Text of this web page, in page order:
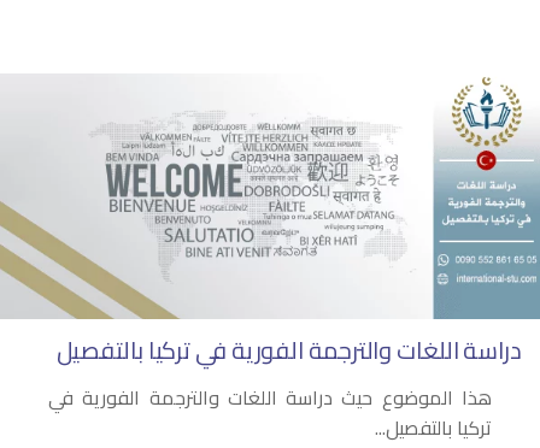
دراسة اللغات والترجمة الفورية في تركيا بالتفصيل
هذا الموضوع حيث دراسة اللغات والترجمة الفورية في
تركيا بالتفصيل...